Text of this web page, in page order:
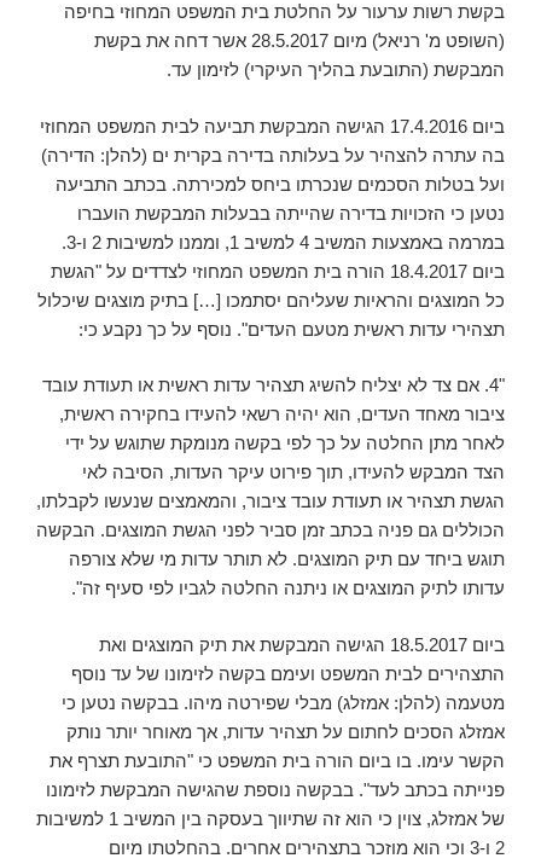
בקשת רשות ערעור על החלטת בית המשפט המחוזי בחיפה
(השופט מ' רניאל) מיום 28.5.2017 אשר דחה את בקשת
המבקשת (התובעת בהליך העיקרי) לזימון עד.
ביום 17.4.2016 הגישה המבקשת תביעה לבית המשפט המחוזי
בה עתרה להצהיר על בעלותה בדירה בקרית ים (להלן: הדירה)
ועל בטלות הסכמים שנכרתו ביחס למכירתה. בכתב התביעה
נטען כי הזכויות בדירה שהייתה בבעלות המבקשת הועברו
במרמה באמצעות המשיב 4 למשיב 1, וממנו למשיבות 2 ו-3.
ביום 18.4.2017 הורה בית המשפט המחוזי לצדדים על "הגשת
כל המוצגים והראיות שעליהם יסתמכו […] בתיק מוצגים שיכלול
תצהירי עדות ראשית מטעם העדים". נוסף על כך נקבע כי:
"4. אם צד לא יצליח להשיג תצהיר עדות ראשית או תעודת עובד
ציבור מאחד העדים, הוא יהיה רשאי להעידו בחקירה ראשית,
לאחר מתן החלטה על כך לפי בקשה מנומקת שתוגש על ידי
הצד המבקש להעידו, תוך פירוט עיקר העדות, הסיבה לאי
הגשת תצהיר או תעודת עובד ציבור, והמאמצים שנעשו לקבלתו,
הכוללים גם פניה בכתב זמן סביר לפני הגשת המוצגים. הבקשה
תוגש ביחד עם תיק המוצגים. לא תותר עדות מי שלא צורפה
עדותו לתיק המוצגים או ניתנה החלטה לגביו לפי סעיף זה".
ביום 18.5.2017 הגישה המבקשת את תיק המוצגים ואת
התצהירים לבית המשפט ועימם בקשה לזימונו של עד נוסף
מטעמה (להלן: אמזלג) מבלי שפירטה מיהו. בבקשה נטען כי
אמזלג הסכים לחתום על תצהיר עדות, אך מאוחר יותר נותק
הקשר עימו. בו ביום הורה בית המשפט כי "התובעת תצרף את
פנייתה בכתב לעד". בבקשה נוספת שהגישה המבקשת לזימונו
של אמזלג, צוין כי הוא זה שתיווך בעסקה בין המשיב 1 למשיבות
2 ו-3 וכי הוא מוזכר בתצהירים אחרים. בהחלטתו מיום